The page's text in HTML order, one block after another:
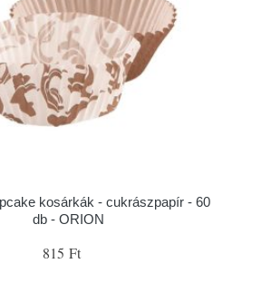
kosárkák - cukrászpapír - 60
db - ORION
815 Ft